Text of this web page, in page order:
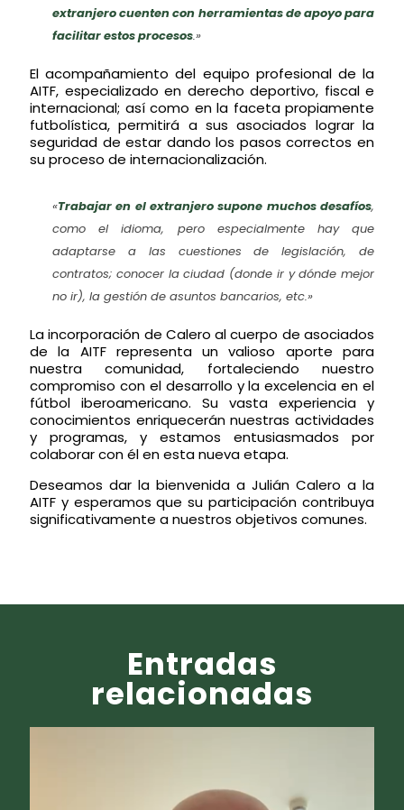
extranjero cuenten con herramientas de apoyo para
facilitar estos procesos.»
El acompañamiento del equipo profesional de la
AITF, especializado en derecho deportivo, fiscal e
internacional; así como en la faceta propiamente
futbolística, permitirá a sus asociados lograr la
seguridad de estar dando los pasos correctos en
su proceso de internacionalización.
«Trabajar en el extranjero supone muchos desafíos,
como el idioma, pero especialmente hay que
adaptarse a las cuestiones de legislación, de
contratos; conocer la ciudad (donde ir y dónde mejor
no ir), la gestión de asuntos bancarios, etc.»
La incorporación de Calero al cuerpo de asociados
de la AITF representa un valioso aporte para
nuestra comunidad, fortaleciendo nuestro
compromiso con el desarrollo y la excelencia en el
fútbol iberoamericano. Su vasta experiencia y
conocimientos enriquecerán nuestras actividades
y programas, y estamos entusiasmados por
colaborar con él en esta nueva etapa.
Deseamos dar la bienvenida a Julián Calero a la
AITF y esperamos que su participación contribuya
significativamente a nuestros objetivos comunes.
Entradas
relacionadas